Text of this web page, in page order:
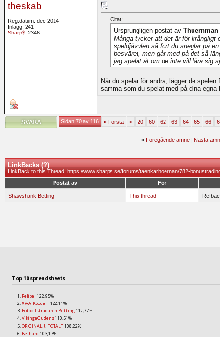
theskab
Reg.datum: dec 2014
Inlägg: 241
Sharp$: 2346
Citat:
Ursprungligen postat av Thuernman
Många tycker att det är för krångligt
speldjävulen så fort du sneglar på
besväret, men går med på det så
jag spelat åt om de inte vill lära sig
När du spelar för andra, lägger de
samma som du spelat med på dina egna
Sidan 70 av 116 «Första < 20 60 62 63 64 65 66
« Föregående ämne| Nästa
LinkBacks (?)
LinkBack to this Thread: https://www.sharps.se/forums/taenkarhoernan/782-
Postat av
For
Shawshank Betting - This thread
Top 10 spreadsheets
Pelipel 122,95%
X @AIKSoderr122,11%
Fotbollstradaren Betting112,77%
VikingaGudens110,51%
ORIGINAL!!! TOTALT108,22%
Bethard 103,17%